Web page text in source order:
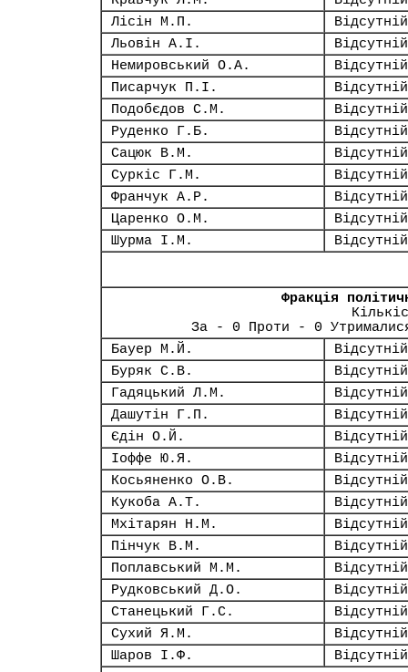
Лісін М.П.
Відсутній
Льовін А.І.
Відсутній
Немировський О.А.
Відсутній
Писарчук П.І.
Відсутній
Подобєдов С.М.
Відсутній
Руденко Г.Б.
Відсутній
Сацюк В.М.
Відсутній
Суркіс Г.М.
Відсутній
Франчук А.Р.
Відсутній
Царенко О.М.
Відсутній
Шурма І.М.
Відсутній
Фракція
За - 0 Проти - 0
Бауер М.Й.
Відсутній
Буряк С.В.
Відсутній
Гадяцький Л.М.
Відсутній
Дашутін Г.П.
Відсутній
Єдін О.Й.
Відсутній
Іоффе Ю.Я.
Відсутній
Косьяненко О.В.
Відсутній
Кукоба А.Т.
Відсутній
Мхітарян Н.М.
Відсутній
Пінчук В.М.
Відсутній
Поплавський М.М.
Відсутній
Рудковський Д.О.
Відсутній
Станецький Г.С.
Відсутній
Сухий Я.М.
Відсутній
Шаров І.Ф.
Відсутній